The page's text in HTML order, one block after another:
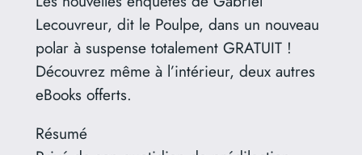
Lecouvreur, dit le Poulpe, dans un nouveau
polar à suspense totalement GRATUIT !
Découvrez même à l’intérieur, deux autres
eBooks offerts.
Résumé